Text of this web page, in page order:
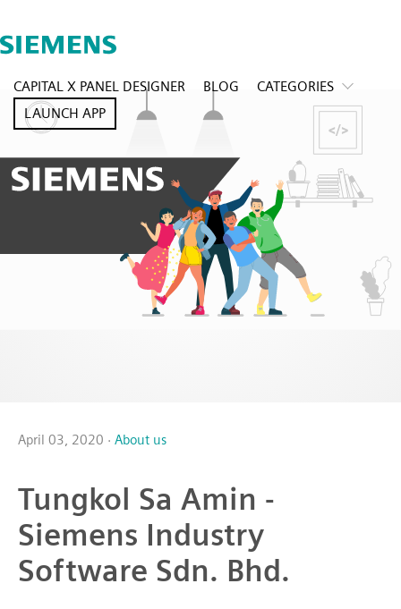
CAPITAL X PANEL DESIGNER BLOG
CATEGORIES
LAUNCH APP
April 03, 2020 · About us
Tungkol Sa Amin -
Siemens Industry
Software Sdn. Bhd.